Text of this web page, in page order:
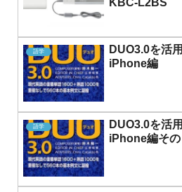
KBC-L2BS
語学
DUO3.0を活
iPhone編
語学
DUO3.0を活
iPhone編その